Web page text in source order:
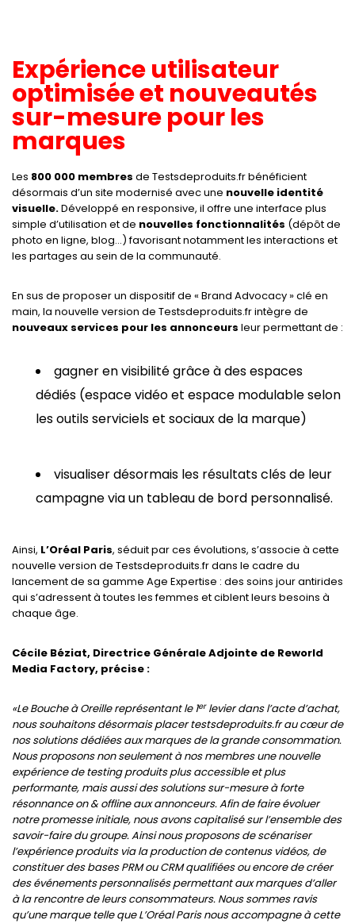
Expérience utilisateur
optimisée et nouveautés
sur-mesure pour les
marques
Les 800 000 membres de Testsdeproduits.fr bénéficient
désormais d’un site modernisé avec une nouvelle identité
visuelle.Développé en responsive, il offre une interface plus
simple d’utilisation et de nouvelles fonctionnalités (dépôt de
photo en ligne, blog…) favorisant notamment les interactions et
les partages au sein de la communauté.
En sus de proposer un dispositif de « Brand Advocacy » clé en
main, la nouvelle version de Testsdeproduits.fr intègre de
nouveaux services pour les annonceurs leur permettant de :
gagner en visibilité grâce à des espaces
dédiés (espace vidéo et espace modulable selon
les outils serviciels et sociaux de la marque)
visualiser désormais les résultats clés de leur
campagne via un tableau de bord personnalisé.
Ainsi, L’Oréal Paris, séduit par ces évolutions, s’associe à cette
nouvelle version de Testsdeproduits.fr dans le cadre du
lancement de sa gamme Age Expertise : des soins jour antirides
qui s’adressent à toutes les femmes et ciblent leurs besoins à
chaque âge.
Cécile Béziat, Directrice Générale Adjointe de Reworld
Media Factory, précise :
«Le Bouche à Oreille représentant le 1erlevier dans l’acte d’achat,
nous souhaitons désormais placer testsdeproduits.fr au cœur de
nos solutions dédiées aux marques de la grande consommation.
Nous proposons non seulement à nos membres une nouvelle
expérience de testing produits plus accessible et plus
performante, mais aussi des solutions sur-mesure à forte
résonnance on & offline aux annonceurs. Afin de faire évoluer
notre promesse initiale, nous avons capitalisé sur l’ensemble des
savoir-faire du groupe. Ainsi nous proposons de scénariser
l’expérience produits via la production de contenus vidéos, de
constituer des bases PRM ou CRM qualifiées ou encore de créer
des événements personnalisés permettant aux marques d’aller
à la rencontre de leurs consommateurs. Nous sommes ravis
qu’une marque telle que L’Oréal Paris nous accompagne à cette